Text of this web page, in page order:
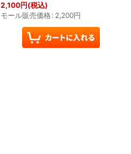
2,100円(税込)
モール販売価格: 2,200円